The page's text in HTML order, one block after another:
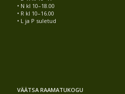
• N kl 10–18.00
• R kl 10–16.00
• L ja P suletud
VÄÄTSA RAAMATUKOGU